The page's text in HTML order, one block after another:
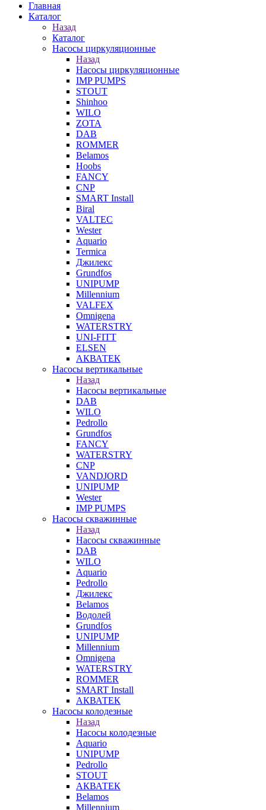
Главная
Каталог
Назад
Каталог
Насосы циркуляционные
Назад
Насосы циркуляционные
IMP PUMPS
STOUT
Shinhoo
WILO
ZOTA
DAB
ROMMER
Belamos
Hoobs
FANCY
CNP
SMART Install
Biral
VALTEC
Wester
Aquario
Termica
Джилекс
Grundfos
UNIPUMP
Millennium
VALFEX
Omnigena
WATERSTRY
UNI-FITT
ELSEN
АКВАТЕК
Насосы вертикальные
Назад
Насосы вертикальные
DAB
WILO
Pedrollo
Grundfos
FANCY
WATERSTRY
CNP
VANDJORD
UNIPUMP
Wester
IMP PUMPS
Насосы скважинные
Назад
Насосы скважинные
DAB
WILO
Aquario
Pedrollo
Джилекс
Belamos
Водолей
Grundfos
UNIPUMP
Millennium
Omnigena
WATERSTRY
ROMMER
SMART Install
АКВАТЕК
Насосы колодезные
Назад
Насосы колодезные
Aquario
UNIPUMP
Pedrollo
STOUT
АКВАТЕК
Belamos
Millennium